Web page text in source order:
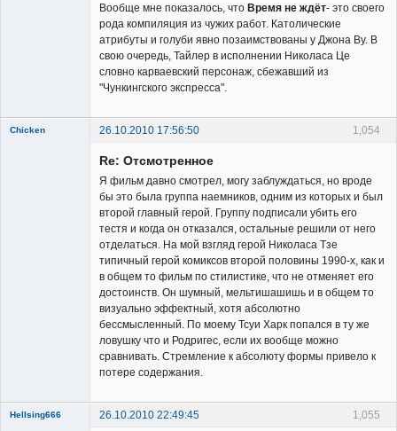
Вообще мне показалось, что Время не ждёт- это своего
рода компиляция из чужих работ. Католические
атрибуты и голуби явно позаимствованы у Джона Ву. В
свою очередь, Тайлер в исполнении Николаса Це
словно карваевский персонаж, сбежавший из
"Чункингского экспресса".
1,054
Chicken
26.10.2010 17:56:50
Re: Отсмотренное
Я фильм давно смотрел, могу заблуждаться, но вроде
бы это была группа наемников, одним из которых и был
второй главный герой. Группу подписали убить его
тестя и когда он отказался, остальные решили от него
отделаться. На мой взгляд герой Николаса Тзе
типичный герой комиксов второй половины 1990-х, как и
в общем то фильм по стилистике, что не отменяет его
достоинств. Он шумный, мельтишашишь и в общем то
визуально эффектный, хотя абсолютно
бессмысленный. По моему Тсуи Харк попался в ту же
ловушку что и Родригес, если их вообще можно
сравнивать. Стремление к абсолюту формы привело к
потере содержания.
1,055
Hellsing666 26.10.2010 22:49:45